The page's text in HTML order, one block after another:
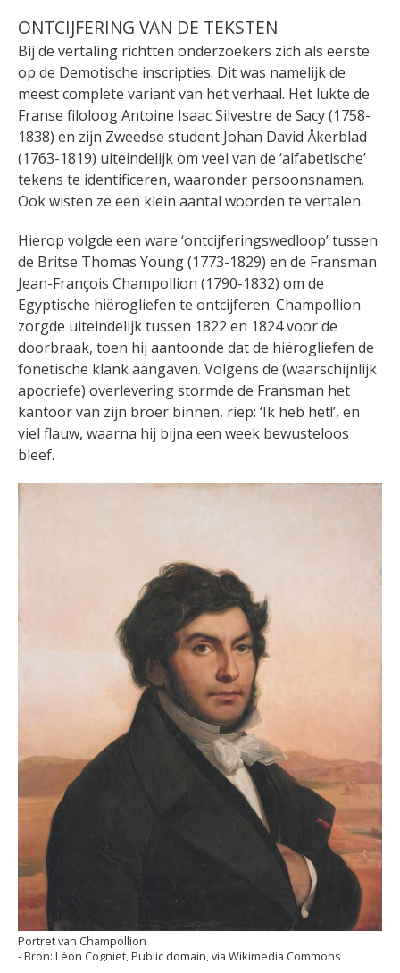
ONTCIJFERING VAN DE TEKSTEN
Bij de vertaling richtten onderzoekers zich als eerste
op de Demotische inscripties. Dit was namelijk de
meest complete variant van het verhaal. Het lukte de
Franse filoloog Antoine Isaac Silvestre de Sacy (1758-
1838) en zijn Zweedse student Johan David Åkerblad
(1763-1819) uiteindelijk om veel van de ‘alfabetische’
tekens te identificeren, waaronder persoonsnamen.
Ook wisten ze een klein aantal woorden te vertalen.
Hierop volgde een ware ‘ontcijferingswedloop’ tussen
de Britse Thomas Young (1773-1829) en de Fransman
Jean-François Champollion (1790-1832) om de
Egyptische hiërogliefen te ontcijferen. Champollion
zorgde uiteindelijk tussen 1822 en 1824 voor de
doorbraak, toen hij aantoonde dat de hiërogliefen de
fonetische klank aangaven. Volgens de (waarschijnlijk
apocriefe) overlevering stormde de Fransman het
kantoor van zijn broer binnen, riep: ‘Ik heb het!’, en
viel flauw, waarna hij bijna een week bewusteloos
bleef.
Portret van Champollion
Léon Cogniet, Public domain, via Wikimedia Commons